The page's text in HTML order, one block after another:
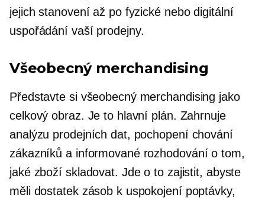
jejich stanovení až po fyzické nebo digitální
uspořádání vaší prodejny.
Všeobecný merchandising
Představte si všeobecný merchandising jako
celkový obraz. Je to hlavní plán. Zahrnuje
analýzu prodejních dat, pochopení chování
zákazníků a informované rozhodování o tom,
jaké zboží skladovat. Jde o to zajistit, abyste
měli dostatek zásob k uspokojení poptávky,